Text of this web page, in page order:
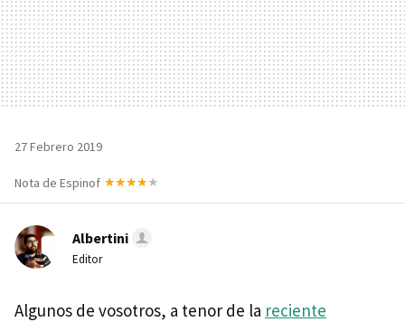
27 Febrero 2019
Nota de Espinof
Albertini
Editor
Algunos de vosotros, a tenor de la reciente